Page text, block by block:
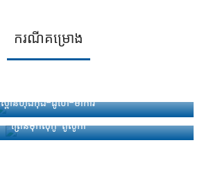
ករណីគម្រោង
ស្ពានហុងកុង-ជូហៃ-ម៉ាកាវ
ត្រេនម៉ិកស៊ីកូ-តូលូកា